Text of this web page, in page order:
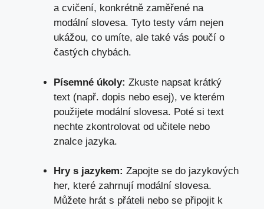
a ​cvičení, konkrétně zaměřené na
modální slovesa. Tyto ‍testy vám⁤ nejen
ukážou, co umíte, ale také vás poučí o
častých chybách.
Písemné úkoly: Zkuste ⁢napsat krátký‌
text​ (např. dopis nebo esej), ‍ve ‌kterém
použijete ⁤modální slovesa. Poté ⁤si text
nechte ‍zkontrolovat od učitele nebo
‌znalce jazyka.
Hry s jazykem: ‌Zapojte se do⁤ jazykových
her, které zahrnují modální ⁤slovesa.
Můžete hrát s ‍přáteli⁢ nebo se ​připojit k